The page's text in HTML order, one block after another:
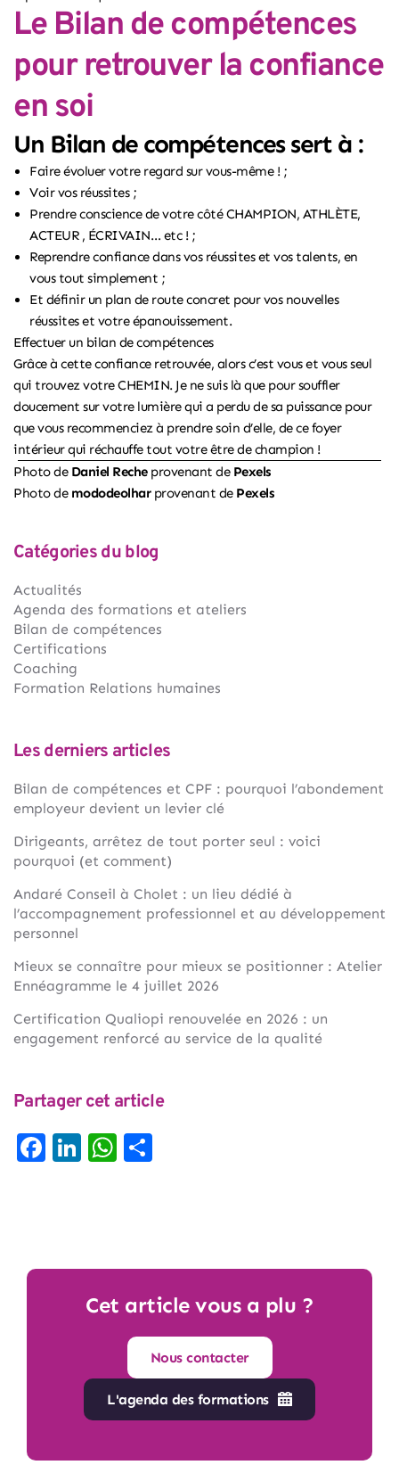
Le Bilan de compétences
pour retrouver la confiance
en soi
Un Bilan de compétences sert à :
Faire évoluer votre regard sur vous-même ! ;
Voir vos réussites ;
Prendre conscience de votre côté CHAMPION, ATHLÈTE,
ACTEUR , ÉCRIVAIN… etc ! ;
Reprendre confiance dans vos réussites et vos talents, en
vous tout simplement ;
Et définir un plan de route concret pour vos nouvelles
réussites et votre épanouissement.
Effectuer un bilan de compétences
Grâce à cette confiance retrouvée, alors c’est vous et vous seul
qui trouvez votre CHEMIN. Je ne suis là que pour souffler
doucement sur votre lumière qui a perdu de sa puissance pour
que vous recommenciez à prendre soin d’elle, de ce foyer
intérieur qui réchauffe tout votre être de champion !
Photo de Daniel Recheprovenant de Pexels
Photo de mododeolharprovenant de Pexels
Catégories du blog
Actualités
Agenda des formations et ateliers
Bilan de compétences
Certifications
Coaching
Formation Relations humaines
Les derniers articles
Bilan de compétences et CPF : pourquoi l’abondement
employeur devient un levier clé
Dirigeants, arrêtez de tout porter seul : voici
pourquoi (et comment)
Andaré Conseil à Cholet : un lieu dédié à
l’accompagnement professionnel et au développement
personnel
Mieux se connaître pour mieux se positionner : Atelier
Ennéagramme le 4 juillet 2026
Certification Qualiopi renouvelée en 2026 : un
engagement renforcé au service de la qualité
Partager cet article
Facebook
LinkedIn
WhatsApp
Cet article vous a plu ?
Nous contacter
L'agenda des formations